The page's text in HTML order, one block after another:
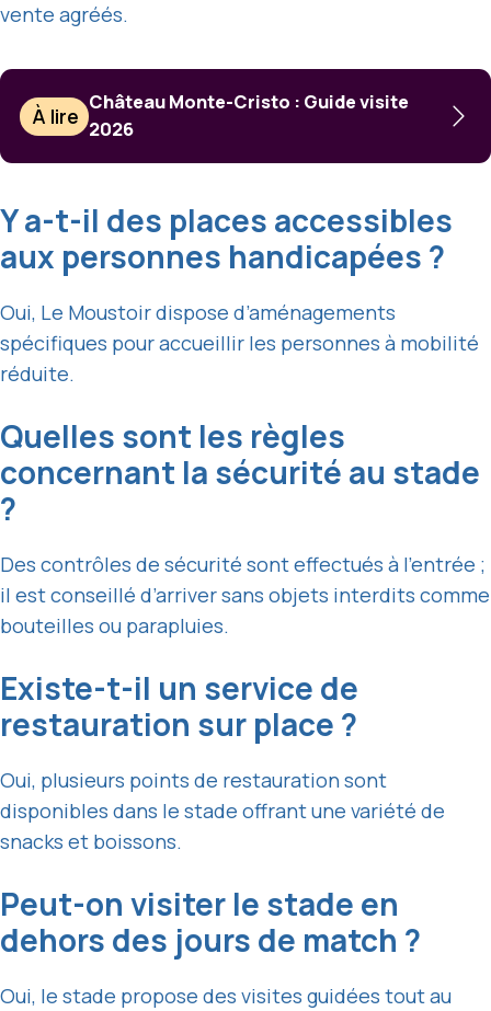
vente agréés.
À lire
Château Monte-Cristo : Guide visite
2026
Y a-t-il des places accessibles
aux personnes handicapées ?
Oui, Le Moustoir dispose d’aménagements
spécifiques pour accueillir les personnes à mobilité
réduite.
Quelles sont les règles
concernant la sécurité au stade
?
Des contrôles de sécurité sont effectués à l’entrée ;
il est conseillé d’arriver sans objets interdits comme
bouteilles ou parapluies.
Existe-t-il un service de
restauration sur place ?
Oui, plusieurs points de restauration sont
disponibles dans le stade offrant une variété de
snacks et boissons.
Peut-on visiter le stade en
dehors des jours de match ?
Oui, le stade propose des visites guidées tout au